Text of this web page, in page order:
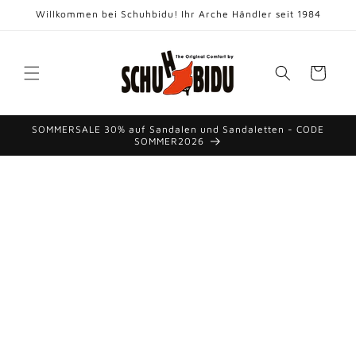
zum
Willkommen bei Schuhbidu! Ihr Arche Händler seit 1984
Warenkorb
SOMMERSALE 30% auf Sandalen und Sandaletten - CODE
SOMMER2026